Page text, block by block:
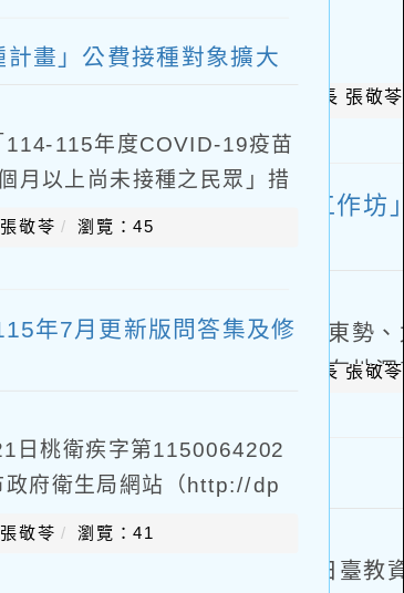
畫」公費接種對象擴大
114-115年度COVID-19疫苗
月以上尚未接種之民眾」措
合宣導一案，請查照。說
敬苓 瀏覽：45
年7月更新版問答集及修
日桃衛疾字第1150064202
政府衛生局網站（http://dp
員/腸病毒
敬苓 瀏覽：41